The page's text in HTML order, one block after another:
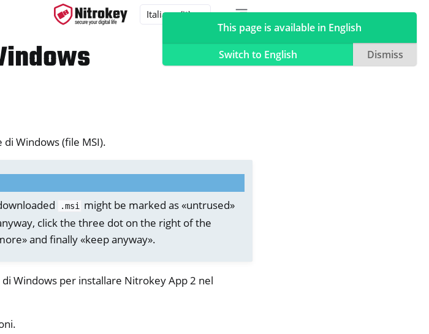
Windows (file MSI).
.msi
might be marked as «untrused»
click the three dot on the right of the
and finally «keep anyway».
Windows per installare Nitrokey App 2 nel
This page is available in English
Switch to English
Dismiss